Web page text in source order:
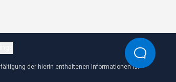
der hierin enthaltenen Informationen ist